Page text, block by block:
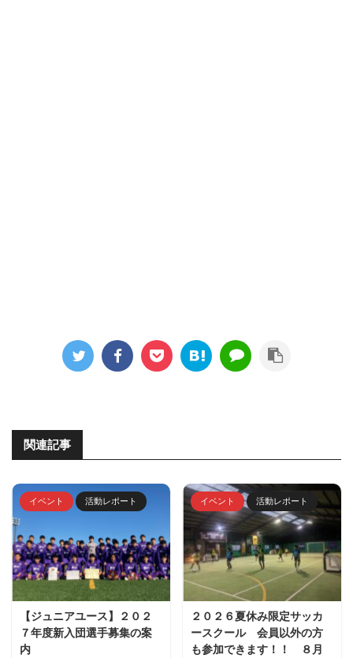
関連記事
イベント 活動レポート
【ジュニアユース】２０２
７年度新入団選手募集の案
内
イベント 活動レポート
２０２６夏休み限定サッカ
ースクール 会員以外の方
も参加できます！！ ８月